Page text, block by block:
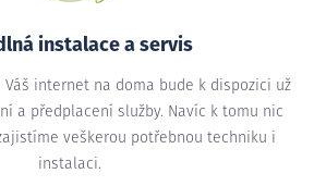
instalace a servis
Váš internet na doma bude k dispozici už
a předplacení služby. Navíc k tomu nic
veškerou potřebnou techniku i
instalaci.